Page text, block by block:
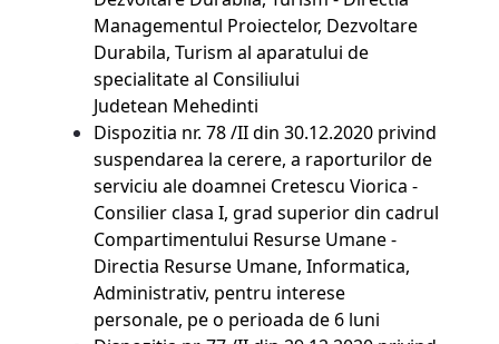
Managementul Proiectelor, Dezvoltare
Durabila, Turism al aparatului de
specialitate al Consiliului
Judetean Mehedinti
Dispozitia nr. 78 /II din 30.12.2020 privind
suspendarea la cerere, a raporturilor de
serviciu ale doamnei Cretescu Viorica -
Consilier clasa I, grad superior din cadrul
Compartimentului Resurse Umane -
Directia Resurse Umane, Informatica,
Administrativ, pentru interese
personale, pe o perioada de 6 luni